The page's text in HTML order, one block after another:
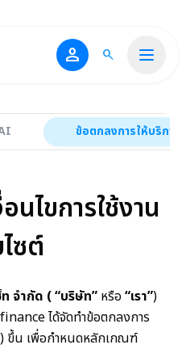
person search
ข้อตกลงการให้บริการ
นไขการใช้งาน
ซต์
จำกัด (“บริษัท” หรือ “เรา”)
ได้จัดทำข้อตกลงการ
) ขึ้น เพื่อกำหนดหลักเกณฑ์